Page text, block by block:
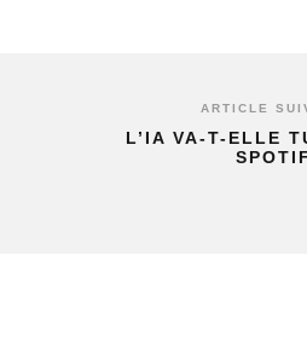
ARTICLE
L’IA VA-T-ELLE